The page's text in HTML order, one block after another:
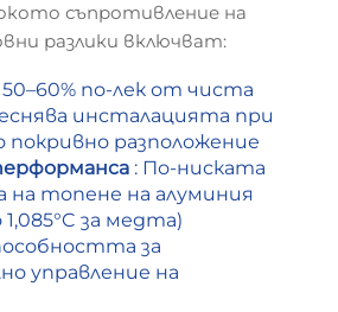
съпротивление на
разлики включват:
50–60% по-лек от чиста
инсталацията при
покривно разположение
: По-ниската
топене на алуминия
за медта)
за
управление на